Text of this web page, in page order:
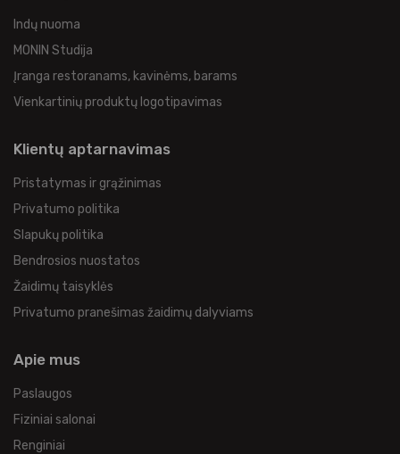
Indų nuoma
MONIN Studija
Įranga restoranams, kavinėms, barams
Vienkartinių produktų logotipavimas
Klientų aptarnavimas
Pristatymas ir grąžinimas
Privatumo politika
Slapukų politika
Bendrosios nuostatos
Žaidimų taisyklės
Privatumo pranešimas žaidimų dalyviams
Apie mus
Paslaugos
Fiziniai salonai
Renginiai